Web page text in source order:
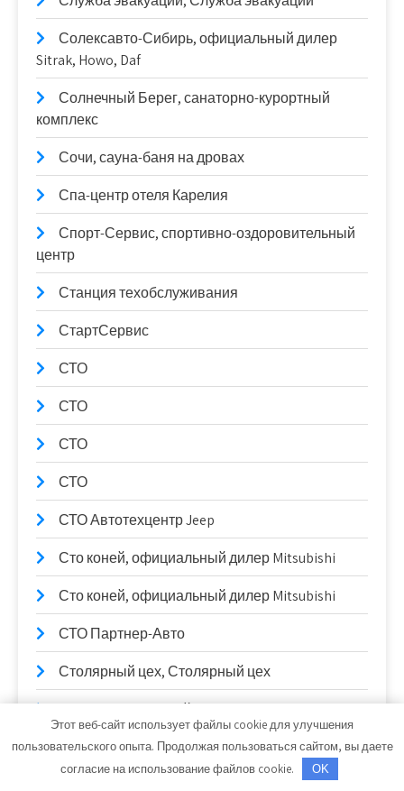
Солексавто-Сибирь, официальный дилер
Sitrak, Howo, Daf
Солнечный Берег, санаторно-курортный
комплекс
Сочи, сауна-баня на дровах
Спа-центр отеля Карелия
Спорт-Сервис, спортивно-оздоровительный
центр
Станция техобслуживания
СтартСервис
СТО
СТО
СТО
СТО
СТО Автотехцентр Jeep
Сто коней, официальный дилер Mitsubishi
Сто коней, официальный дилер Mitsubishi
СТО Партнер-Авто
Столярный цех, Столярный цех
Сулак, гостиничный комплекс
Сывлах, Баня №2
Этот веб-сайт использует файлы cookie для улучшения
пользовательского опыта. Продолжая пользоваться сайтом, вы даете
согласие на использование файлов cookie.
OK